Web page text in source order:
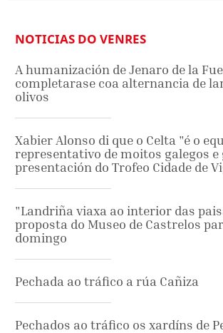
NOTICIAS DO VENRES
A humanización de Jenaro de la
completarase coa alternancia de
olivos
Xabier Alonso di que o Celta "é o
representativo de moitos galegos e
presentación do Trofeo Cidade de
"Landriña viaxa ao interior das
proposta do Museo de Castrelos
domingo
Pechada ao tráfico a rúa Cañiza
Pechados ao tráfico os xardíns de